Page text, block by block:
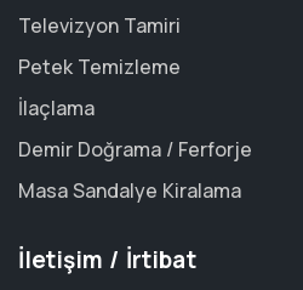
Televizyon Tamiri
Petek Temizleme
İlaçlama
Demir Doğrama / Ferforje
Masa Sandalye Kiralama
İletişim / İrtibat